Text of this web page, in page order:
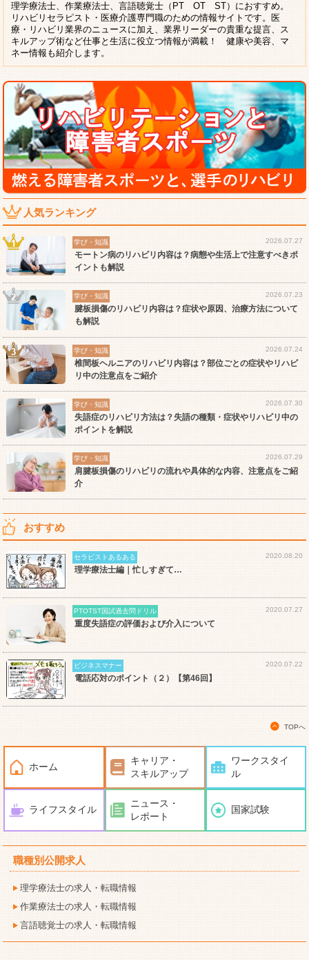
理学療法士、作業療法士、言語聴覚士（PT OT ST）におすすめ。
リハビリセラピスト・医療介護専門職のための情報サイトです。医
療・リハビリ業界のニュースに加え、業界リーダーの貴重な提言、ス
キルアップ術など仕事と生活に役立つ情報が満載！ 健康や美容、マ
ネー情報も紹介します。
人気ランキング
学び・知識 2026.07.27
モートン病のリハビリ内容は？病態や生活上で注意すべきポ
イントも解説
学び・知識 2026.07.23
腱板損傷のリハビリ内容は？症状や原因、治療方法について
も解説
学び・知識 2026.07.24
椎間板ヘルニアのリハビリ内容は？部位ごとの症状やリハビ
リ中の注意点をご紹介
学び・知識 2026.07.30
失語症のリハビリ方法は？失語の種類・症状やリハビリ中の
ポイントを解説
学び・知識 2026.07.29
肩腱板損傷のリハビリの流れや具体的な内容、注意点をご紹
介
おすすめ
セラピストあるある 2020.08.20
理学療法士編｜忙しすぎて…
PTOTST国試過去問ドリル 2020.07.27
重度失語症の評価および介入について
ビジネスマナー 2020.07.22
電話応対のポイント（２）【第46回】
TOPへ
ホーム
キャリア・
スキルアップ
ワークスタイ
ル
ライフスタイル
ニュース・
レポート
国家試験
職種別公開求人
理学療法士の求人・転職情報
作業療法士の求人・転職情報
言語聴覚士の求人・転職情報